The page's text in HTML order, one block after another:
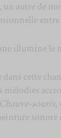
, un autre de
entre
illumine le
cette
mélodies
Chauve-souris,